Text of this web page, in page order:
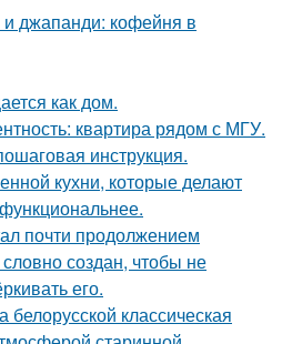
джапанди: кофейня в
как дом.
квартира рядом с МГУ.
инструкция.
кухни, которые делают
почти продолжением
создан, чтобы не
его.
классическая